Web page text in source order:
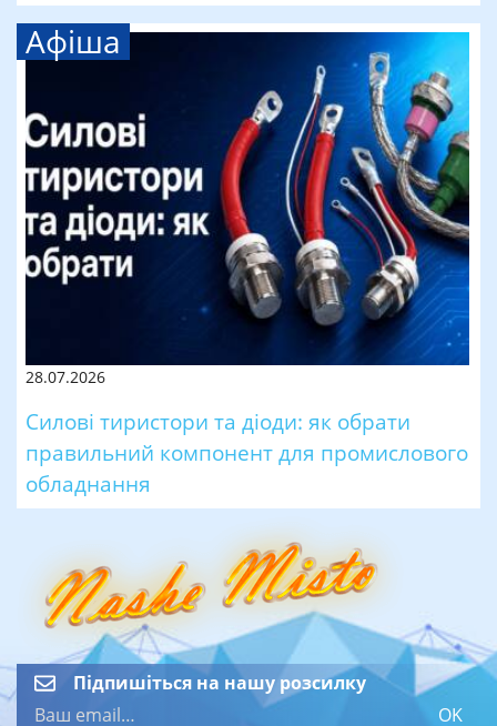
Афіша
28.07.2026
Силові тиристори та діоди: як обрати
правильний компонент для промислового
обладнання
Підпишіться на нашу розсилку
OK